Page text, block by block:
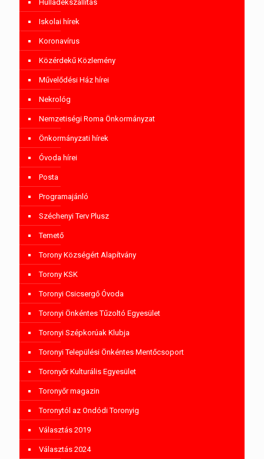
Hulladékszállítás
Iskolai hírek
Koronavírus
Közérdekű Közlemény
Művelődési Ház hírei
Nekrológ
Nemzetiségi Roma Önkormányzat
Önkormányzati hírek
Óvoda hírei
Posta
Programajánló
Széchenyi Terv Plusz
Temető
Torony Községért Alapítvány
Torony KSK
Toronyi Csicsergő Óvoda
Toronyi Önkéntes Tűzoltó Egyesület
Toronyi Szépkorúak Klubja
Toronyi Települési Önkéntes Mentőcsoport
Toronyőr Kulturális Egyesület
Toronyőr magazin
Toronytól az Ondódi Toronyig
Választás 2019
Választás 2024